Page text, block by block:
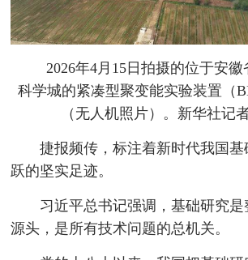
2026年4月15日拍摄的位于安
科学城的紧凑型聚变能实验装置（
（无人机照片）。新华社记
捷报频传，标注着新时代我国
跃的坚实足迹。
习近平总书记强调，基础研究
源头，是所有技术问题的总机关。